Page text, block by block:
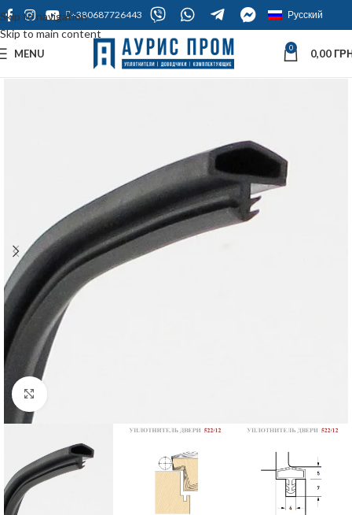
Skip to navigation
Skip to main content
+380687726443 Русский
MENU 0 0,00